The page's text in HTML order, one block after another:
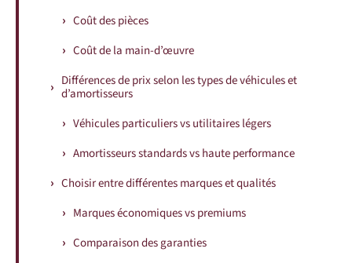
Coût des pièces
Coût de la main-d’œuvre
Différences de prix selon les types de véhicules et
d’amortisseurs
Véhicules particuliers vs utilitaires légers
Amortisseurs standards vs haute performance
Choisir entre différentes marques et qualités
Marques économiques vs premiums
Comparaison des garanties